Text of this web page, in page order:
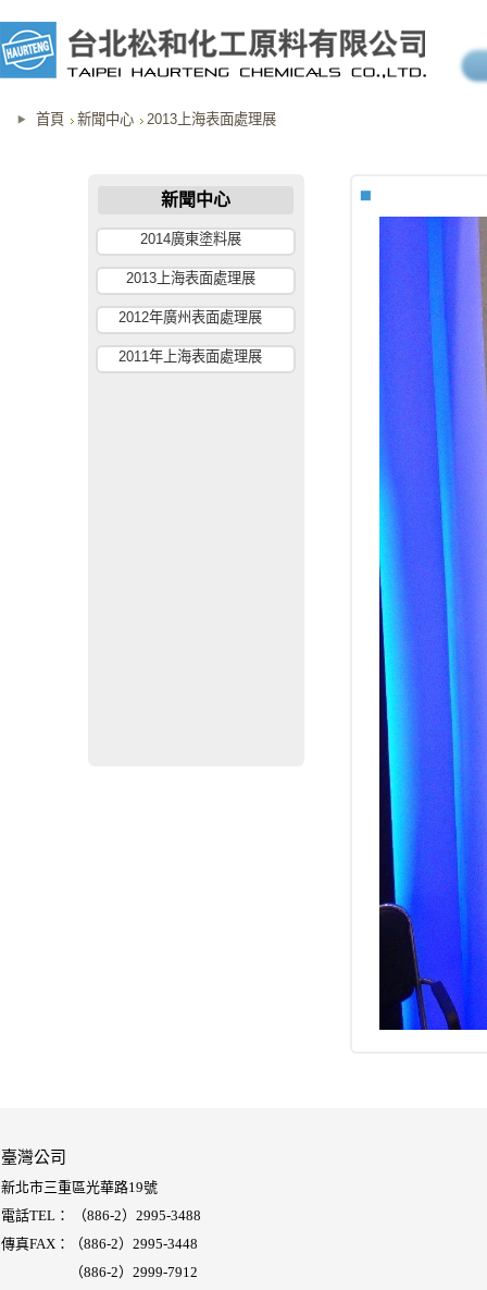
首頁 新聞中心 2013上海表面處理展
新聞中心
2014廣東塗料展
2013上海表面處理展
2012年廣州表面處理展
2011年上海表面處理展
臺灣公司
新北市三重區光華路19號
電話TEL： （886-2）2995-3488
傳真FAX：（886-2）2995-3448
（886-2） 2999-7912